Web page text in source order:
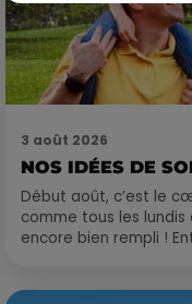
3 août 2026
NOS IDÉES DE
Début août, c’est le
comme tous les lundis
encore bien rempli !